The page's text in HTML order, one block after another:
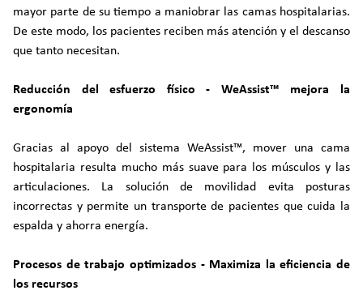
mayor parte de su tiempo a maniobrar las camas hospitalarias.
De este modo, los pacientes reciben más atención y el descanso
que tanto necesitan.
Reducción del esfuerzo físico - WeAssist™ mejora la
ergonomía
Gracias al apoyo del sistema WeAssist™, mover una cama
hospitalaria resulta mucho más suave para los músculos y las
articulaciones. La solución de movilidad evita posturas
incorrectas y permite un transporte de pacientes que cuida la
espalda y ahorra energía.
Procesos de trabajo optimizados - Maximiza la eficiencia de
los recursos